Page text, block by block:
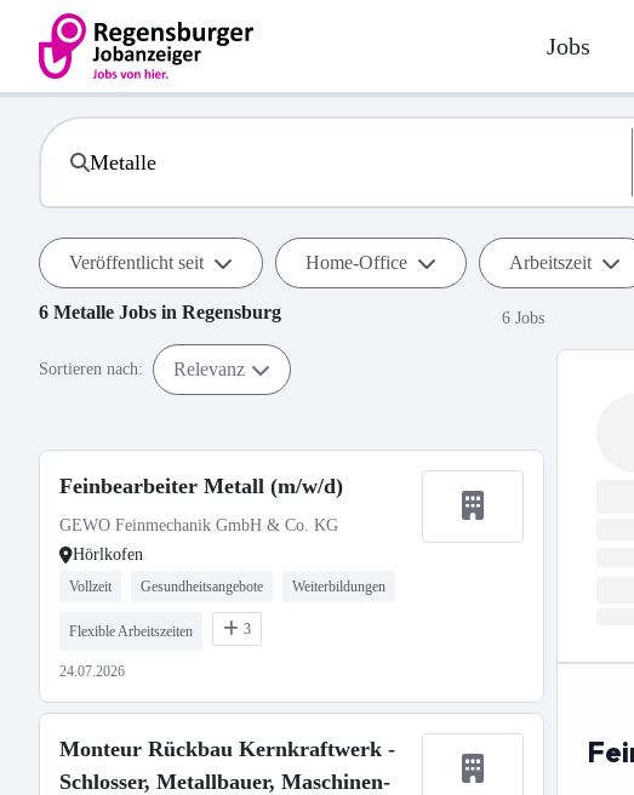
Jobs
Veröffentlicht seit Home-Office Arbeitszeit
6 Metalle Jobs in Regensburg 6 Jobs
Sortieren nach: Relevanz
Feinbearbeiter Metall (m/w/d)
GEWO Feinmechanik GmbH & Co. KG
Hörlkofen
Vollzeit Gesundheitsangebote Weiterbildungen
Flexible Arbeitszeiten 3
24.07.2026
Monteur Rückbau Kernkraftwerk -
Schlosser, Metallbauer, Maschinen-